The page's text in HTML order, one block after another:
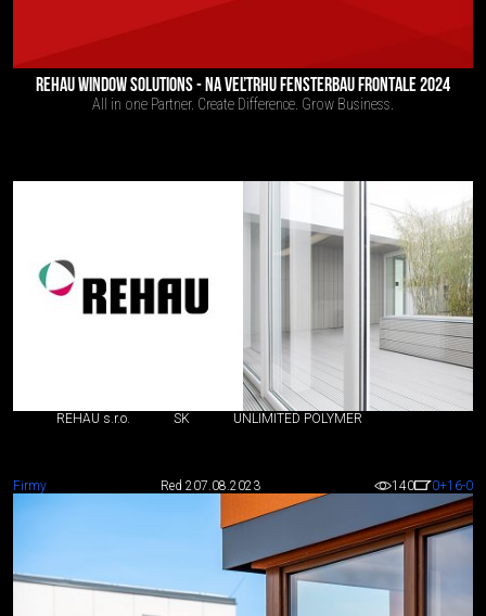
REHAU WINDOW SOLUTIONS - NA VEĽTRHU FENSTERBAU FRONTALE 2024
All in one Partner. Create Difference. Grow Business.
REHAU s.r.o. SK UNLIMITED POLYMER
Firmy Red 2 07.08.2023 140 0+16-0